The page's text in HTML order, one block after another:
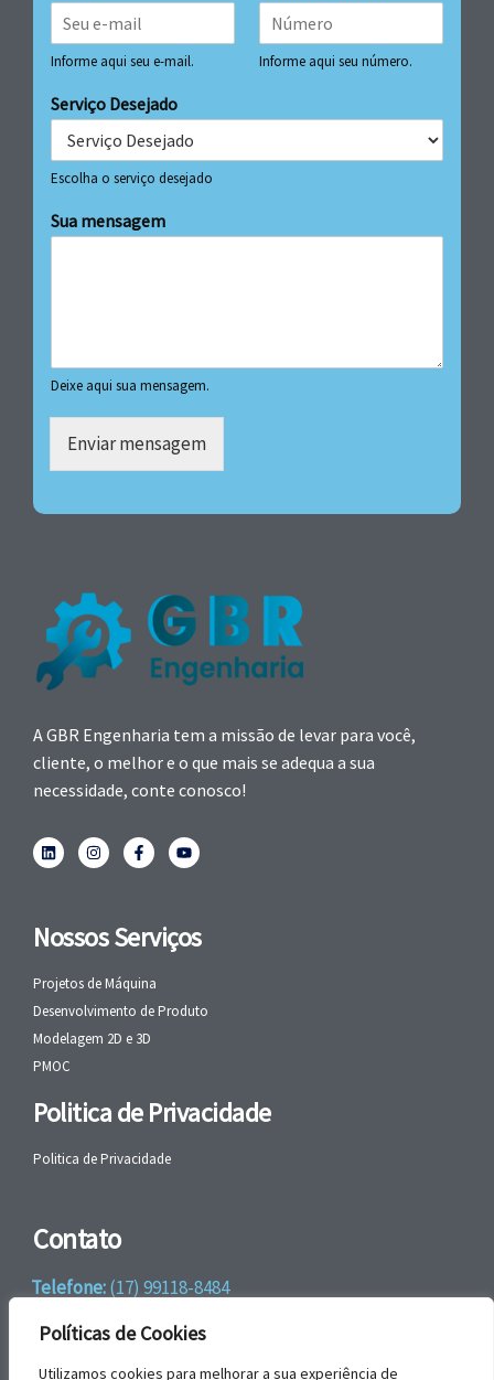
Políticas de Cookies
Utilizamos cookies para melhorar a sua experiência de
Informe aqui seu e-mail. Informe aqui seu número.
Serviço Desejado
Escolha o serviço desejado
Sua mensagem
Deixe aqui sua mensagem.
Enviar mensagem
A GBR Engenharia tem a missão de levar para você,
cliente, o melhor e o que mais se adequa a sua
necessidade, conte conosco!
Nossos Serviços
Projetos de Máquina
Desenvolvimento de Produto
Modelagem 2D e 3D
PMOC
Politica de Privacidade
Politica de Privacidade
Contato
Telefone:(17) 99118-8484
WhatsApp:+55 (17) 99118-8484
email:faleconosco@gbrengenharia.com